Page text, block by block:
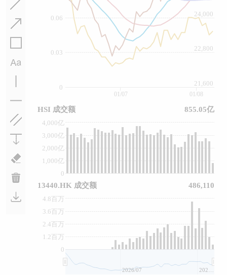
0
0.03
0.06
21,600
22,800
24,000
0
1,000亿
2,000亿
3,000亿
4,000亿
0
1.2百万
2.4百万
3.6百万
4.8百万
01/07 01/08
2026/07
HSI 成交额 855.05亿
13440.HK 成交额 486,110